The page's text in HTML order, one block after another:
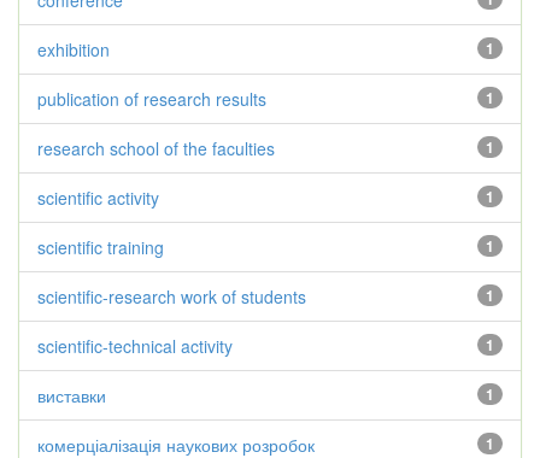
1
exhibition
1
publication of research results
1
research school of the faculties
1
scientific activity
1
scientific training
1
scientific-research work of students
1
scientific-technical activity
1
виставки
1
комерціалізація наукових розробок